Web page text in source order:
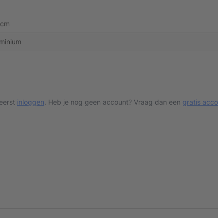
inloggen. Heb je nog geen account? Vraag dan een gratis